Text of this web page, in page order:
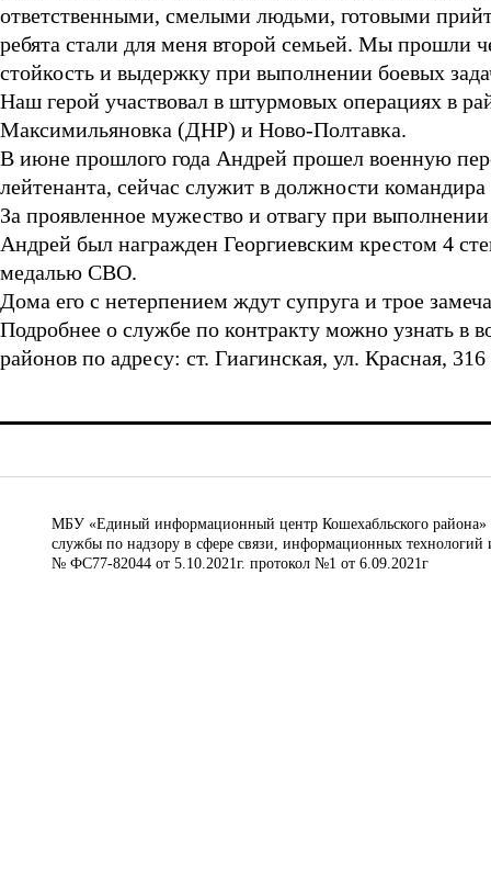
ответственными, смелыми людьми, готовыми
ребята стали для меня второй семьей. Мы прошли
стойкость и выдержку при выполнении боевых
Наш герой участвовал в штурмовых операциях в
Максимильяновка (ДНР) и Ново-Полтавка.
В июне прошлого года Андрей прошел военную
лейтенанта, сейчас служит в должности командира
За проявленное мужество и отвагу при
Андрей был награжден Георгиевским крестом 4
медалью СВО.
Дома его с нетерпением ждут супруга и трое
Подробнее о службе по контракту можно узнать в
районов по адресу: ст. Гиагинская, ул. Красная,
МБУ «Единый информационный центр Кошехабльского района»
службы по надзору в сфере связи, информационных
№ ФС77-82044 от 5.10.2021г. протокол №1 от 6.09.2021г